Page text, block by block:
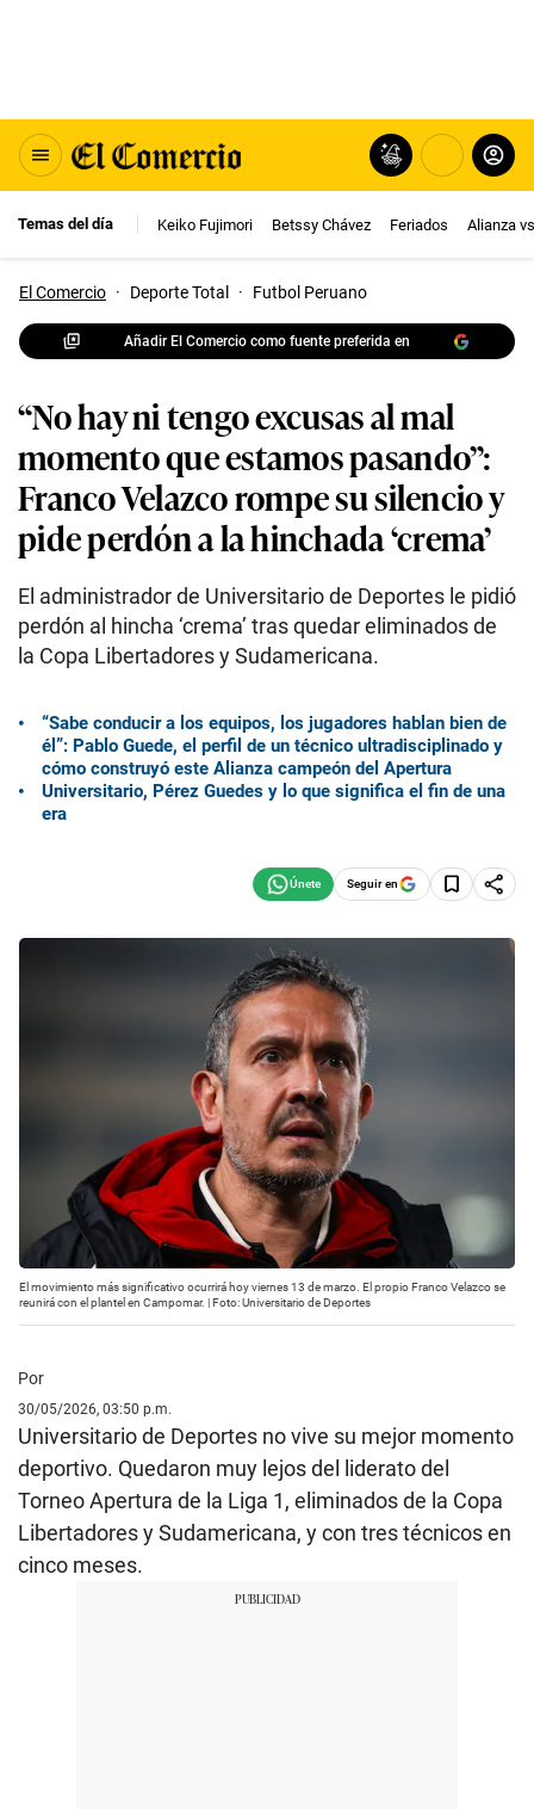
Temas del día Keiko Fujimori Betssy Chávez Feriados Alianza
El Comercio · Deporte Total · Futbol Peruano
Añadir El Comercio como fuente preferida en
“No hay ni tengo excusas al mal
momento que estamos pasando”:
Franco Velazco rompe su silencio y
pide perdón a la hinchada ‘crema’
El administrador de Universitario de Deportes le pidió
perdón al hincha ‘crema’ tras quedar eliminados de
la Copa Libertadores y Sudamericana.
“Sabe conducir a los equipos, los jugadores hablan bien de
él”: Pablo Guede, el perfil de un técnico ultradisciplinado y
cómo construyó este Alianza campeón del Apertura
Universitario, Pérez Guedes y lo que significa el fin de una
era
Seguir en
El movimiento más significativo ocurrirá hoy viernes 13 de marzo. El propio Franco Velazco se
reunirá con el plantel en Campomar. | Foto: Universitario de Deportes
Por
30/05/2026, 03:50 p.m.
Universitario de Deportes no vive su mejor momento
deportivo. Quedaron muy lejos del liderato del
Torneo Apertura de la Liga 1, eliminados de la Copa
Libertadores y Sudamericana, y con tres técnicos en
cinco meses.